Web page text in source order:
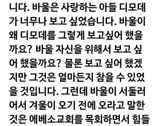
니다. 바울은 사랑하는 아들 디모데
가 너무나 보고 싶었습니다. 바울이
왜 디모데를 그렇게 보고싶어 했을
까요? 바울 자신을 위해서 보고 싶
어 했을까요? 물론 보고 싶어 했겠
지만 그것은 얼마든지 참을 수 있었
을 것입니다. 그런데 바울이 서둘러
어서 겨울이 오기 전에 오라고 말한
것은 에베소교회를 목회하면서 힘들